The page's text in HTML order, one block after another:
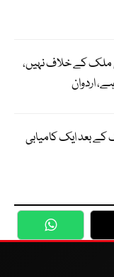
ملک کے خلاف نہیں،
اردوان
کے بعد ایک کامیابی
WhatsApp